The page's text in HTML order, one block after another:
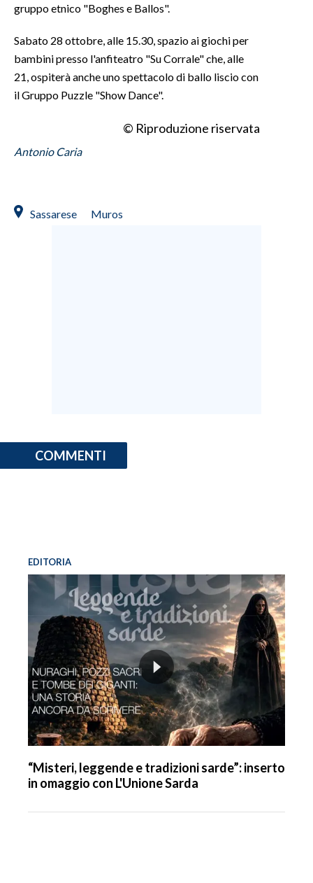
ANNUNCI
NECROLOGI
PUBBLICITÀ
SPIAGGE
STORE
gruppo etnico "Boghes e Ballos".
Sabato 28 ottobre, alle 15.30, spazio ai giochi per
bambini presso l'anfiteatro "Su Corrale" che, alle
21, ospiterà anche uno spettacolo di ballo liscio con
il Gruppo Puzzle "Show Dance".
© Riproduzione riservata
Antonio Caria
Sassarese Muros
COMMENTI
EDITORIA
“Misteri, leggende e tradizioni sarde”: inserto
in omaggio con L'Unione Sarda